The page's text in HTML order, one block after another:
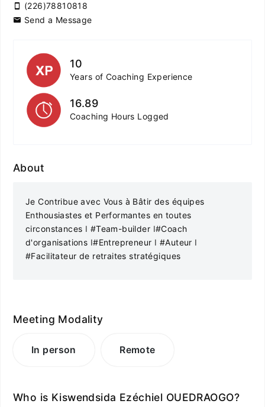
(226)78810818
Send a Message
10
Years of Coaching Experience
16.89
Coaching Hours Logged
About
Je Contribue avec Vous à Bâtir des équipes
Enthousiastes et Performantes en toutes
circonstances ǀ #Team-builder ǀ#Coach
d'organisations ǀ#Entrepreneur ǀ #Auteur ǀ
#Facilitateur de retraites stratégiques
Meeting Modality
In person Remote
Who is Kiswendsida Ezéchiel OUEDRAOGO?